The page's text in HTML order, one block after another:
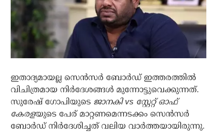
ഇതാദ്യമായല്ല സെന്‍സര്‍ ബോര്‍ഡ് ഇത്തരത്തില്‍
വിചിത്രമായ നിര്‍ദേശങ്ങള്‍ മുന്നോട്ടുവെക്കുന്നത്.
സുരേഷ് ഗോപിയുടെ ജാനകി vs സ്റ്റേറ്റ് ഓഫ്
കേരളയുടെ പേര് മാറ്റണമെന്നടക്കം സെന്‍സര്‍
ബോര്‍ഡ് നിര്‍ദേശിച്ചത് വലിയ വാര്‍ത്തയായിരുന്നു.